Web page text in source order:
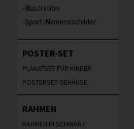
Illustration
Sport-Namensschilder
POSTER-SET
PLAKATSET FÜR KINDER
POSTERSET GEHÄUSE
RAHMEN
RAHMEN IN SCHWARZ